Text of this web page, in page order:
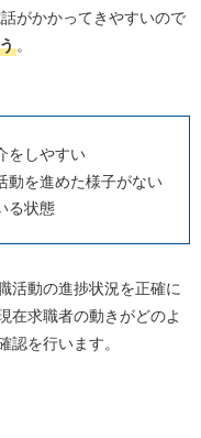
がかかってきやすいので
。
をしやすい
動を進めた様子がない
る状態
活動の進捗状況を正確に
在求職者の動きがどのよ
認を行います。